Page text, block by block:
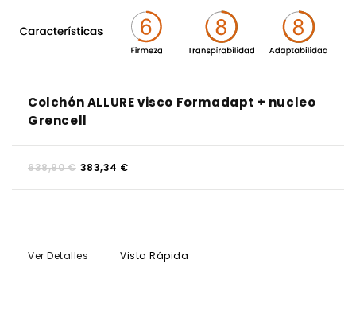
Colchón ALLURE visco Formadapt + nucleo
Grencell
638,90 € 383,34 €
Ver Detalles Vista Rápida